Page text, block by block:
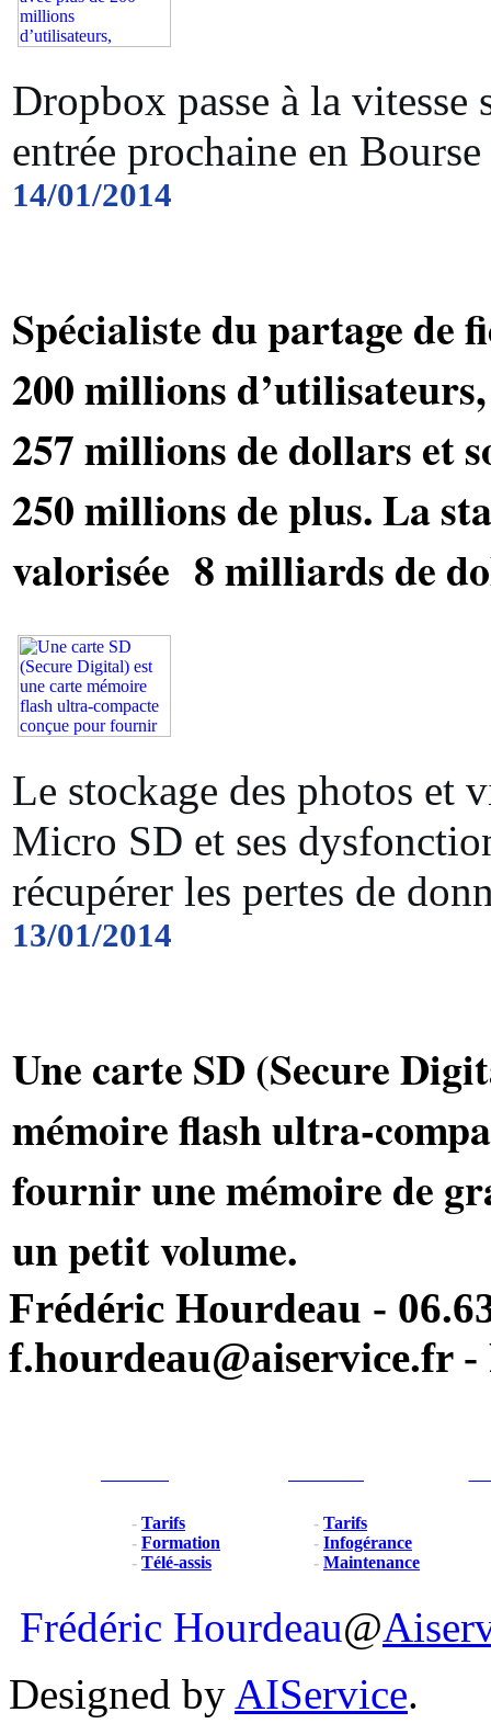
Dropbox passe à la vitesse
entrée prochaine en Bourse
14/01/2014
Spécialiste du partage de
200 millions
257 millions de dollars et
250 millions de plus. La
valorisée 8 milliards de
Le stockage des photos et
Micro SD et ses
récupérer les pertes de
13/01/2014
Une carte SD (Secure
mémoire flash ultra-
fournir une mémoire de
un petit volume.
Frédéric Hourdeau -
f.hourdeau@aiservice.fr -
- Tarifs
- Formation
- Télé-assis
- Tarifs
- Infogérance
- Maintenance
Frédéric Hourdeau@
Designed by AIService.